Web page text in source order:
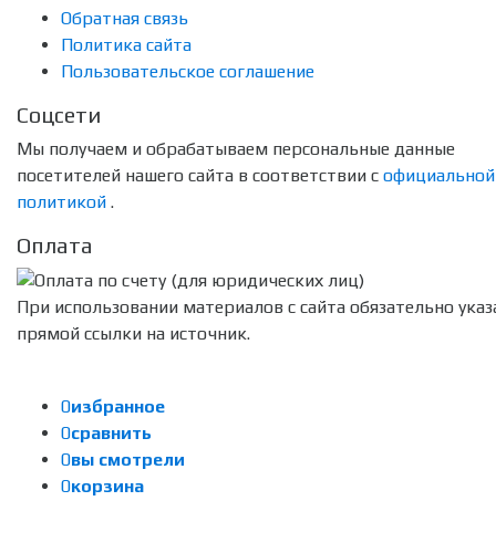
Обратная связь
Политика сайта
Пользовательское соглашение
Соцсети
Мы получаем и обрабатываем персональные данные
посетителей нашего сайта в соответствии с официальной
политикой .
Оплата
При использовании материалов с сайта обязательно
прямой ссылки на источник.
0избранное
0сравнить
0вы смотрели
0корзина